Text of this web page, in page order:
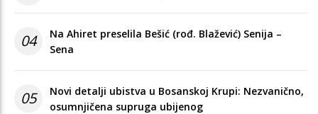
04
Na Ahiret preselila Bešić (rođ. Blažević) Senija –
Sena
05
Novi detalji ubistva u Bosanskoj Krupi: Nezvanično,
osumnjičena supruga ubijenog